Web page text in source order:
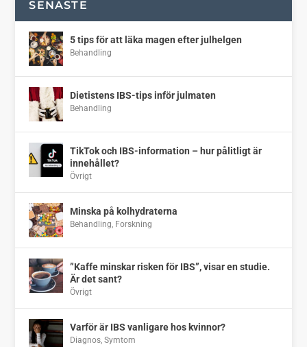
SENASTE
5 tips för att läka magen efter julhelgen
Behandling
Dietistens IBS-tips inför julmaten
Behandling
TikTok och IBS-information – hur pålitligt är
innehållet?
Övrigt
Minska på kolhydraterna
Behandling, Forskning
”Kaffe minskar risken för IBS”, visar en studie.
Är det sant?
Övrigt
Varför är IBS vanligare hos kvinnor?
Diagnos,Symtom